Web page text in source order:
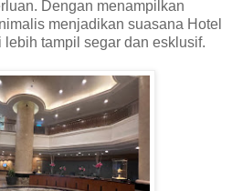
Dengan menampilkan
menjadikan suasana Hotel
tampil segar dan esklusif.